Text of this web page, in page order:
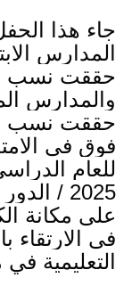
جاء هذا
المدارس
والمدارس
فوق في
2025 /
على مكانة
في الارتقاء
التعليمية